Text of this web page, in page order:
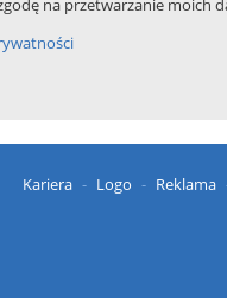
na przetwarzanie moich
Kariera Logo Reklama